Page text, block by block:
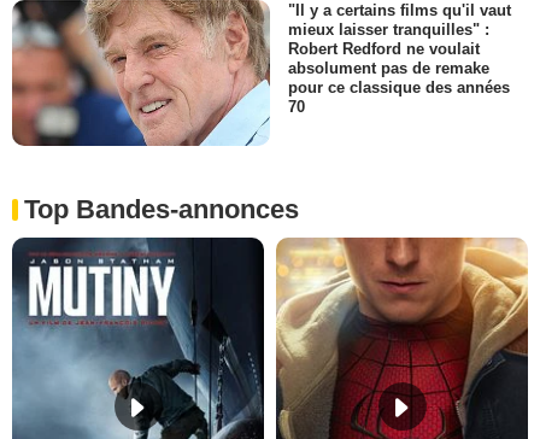
"Il y a certains films qu'il vaut
mieux laisser tranquilles" :
Robert Redford ne voulait
absolument pas de remake
pour ce classique des années
70
Top Bandes-annonces